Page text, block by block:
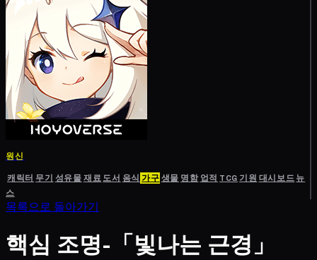
원신
캐릭터 무기 성유물재료도서 음식 가구생물 명함 업적 TCG기원 대시보드뉴
스
목록으로 돌아가기
핵심 조명-「빛나는 근경」